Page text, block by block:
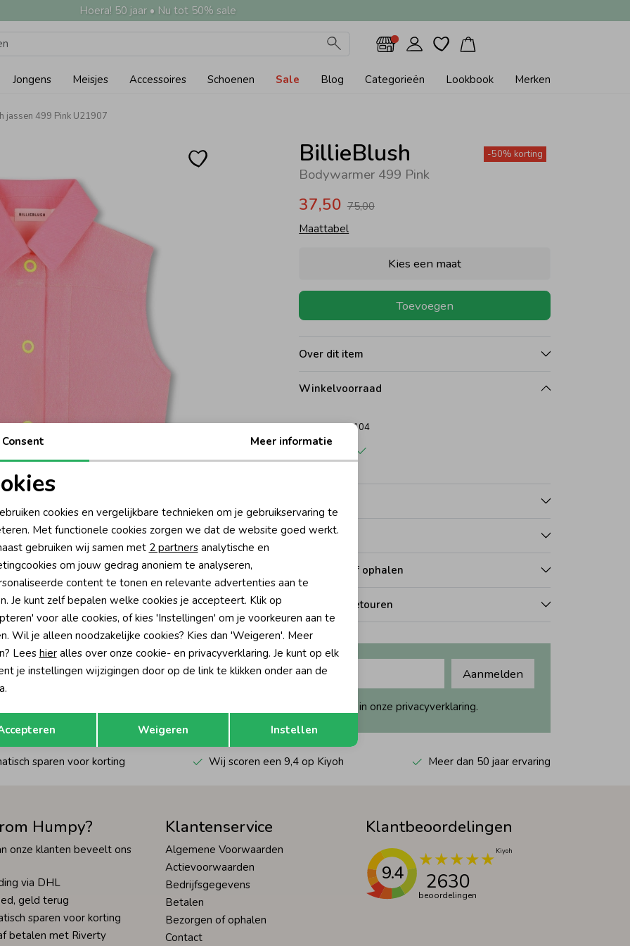
Hoera! 50 jaar • Nu tot 50% sale
Jongens Meisjes Accessoires Schoenen Sale Blog Categorieën Lookbook Merken
jassen 499 Pink U21907
BillieBlush
Bodywarmer 499 Pink
-50% korting
37,50 75,00
Maattabel
Kies een maat
Toevoegen
Over dit item
Winkelvoorraad
104
Betalen
Bezorgen of ophalen
Ruilen en retouren
direct 10% korting* op je
Aanmelden
Hoe we met je data omgaan? Bekijk dit in onze privacyverklaring.
sparen voor korting Wij scoren een 9,4 op Kiyoh Meer dan 50 jaar ervaring
Humpy?
onze klanten beveelt ons
via DHL
geld terug
sparen voor korting
betalen met Riverty
Klantenservice
Algemene Voorwaarden
Actievoorwaarden
Bedrijfsgegevens
Betalen
Bezorgen of ophalen
Contact
Klantbeoordelingen
9.4 2630
beoordelingen
cookies
cookies Marketing cookies
Opslaan
Consent Meer informatie
cookies en vergelijkbare technieken om je gebruikservaring te
Met functionele cookies zorgen we dat de website goed werkt.
gebruiken wij samen met 2 partnersanalytische en
om jouw gedrag anoniem te analyseren,
content te tonen en relevante advertenties aan te
Je kunt zelf bepalen welke cookies je accepteert. Klik op
voor alle cookies, of kies 'Instellingen' om je voorkeuren aan te
Wil je alleen noodzakelijke cookies? Kies dan 'Weigeren'. Meer
Lees hieralles over onze cookie- en privacyverklaring. Je kunt op elk
je instellingen wijzigingen door op de link te klikken onder aan de
Weigeren Instellen